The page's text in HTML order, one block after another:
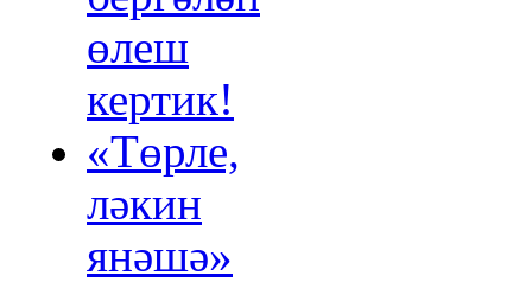
өлеш
кертик!
«Төрле,
ләкин
янәшә»